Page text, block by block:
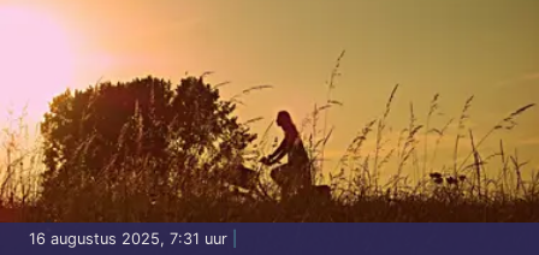
16 augustus 2025, 7:31 uur